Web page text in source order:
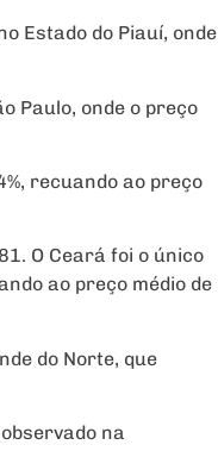
Estado do Piauí, onde
Paulo, onde o preço
recuando ao preço
O Ceará foi o único
ao preço médio de
do Norte, que
na